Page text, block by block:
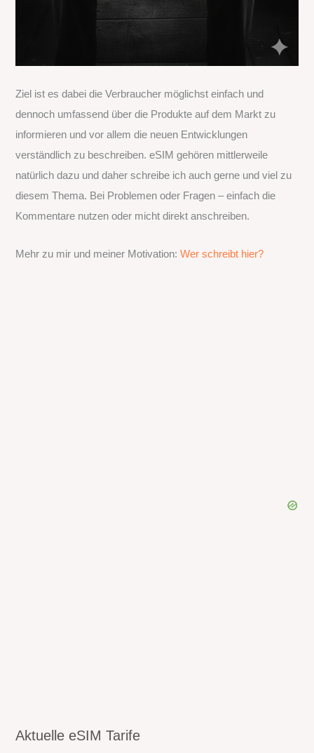
Ziel ist es dabei die Verbraucher möglichst einfach und
dennoch umfassend über die Produkte auf dem Markt zu
informieren und vor allem die neuen Entwicklungen
verständlich zu beschreiben. eSIM gehören mittlerweile
natürlich dazu und daher schreibe ich auch gerne und viel zu
diesem Thema. Bei Problemen oder Fragen – einfach die
Kommentare nutzen oder micht direkt anschreiben.
Mehr zu mir und meiner Motivation:Wer schreibt hier?
Aktuelle eSIM Tarife